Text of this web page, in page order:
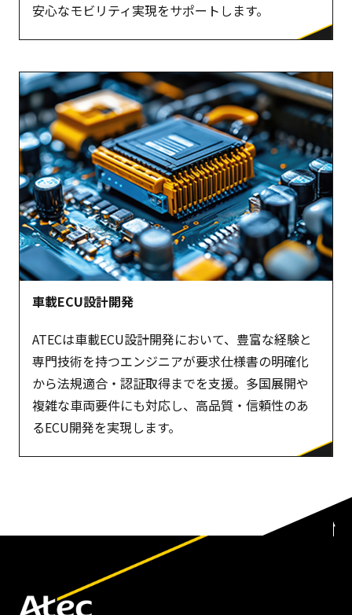
安心なモビリティ実現をサポートします。
車載ECU設計開発
ATECは車載ECU設計開発において、豊富な経験と
専門技術を持つエンジニアが要求仕様書の明確化
から法規適合・認証取得までを支援。多国展開や
複雑な車両要件にも対応し、高品質・信頼性のあ
るECU開発を実現します。